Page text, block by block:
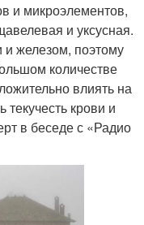
и микроэлементов,
и уксусная.
и железом, поэтому
количестве
влиять на
крови и
в беседе с «Радио